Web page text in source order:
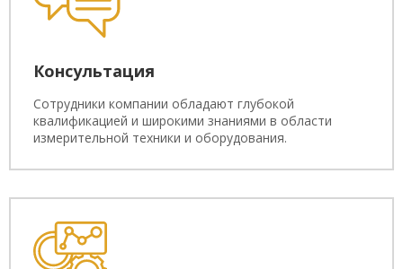
Консультация
Сотрудники компании обладают глубокой
квалификацией и широкими знаниями в области
измерительной техники и оборудования.